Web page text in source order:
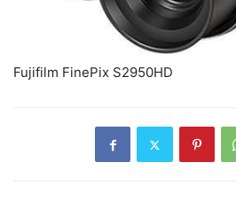
Fujifilm FinePix S2950HD